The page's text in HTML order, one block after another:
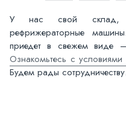
У нас свой склад,
рефрижераторные
приедет в свежем виде
Ознакомьтесь с условиями
Будем рады сотрудничеству.